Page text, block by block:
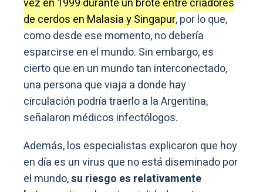
vez en 1999 durante un brote entre criadores
de cerdos en Malasia y Singapur, por lo que,
como desde ese momento, no debería
esparcirse en el mundo. Sin embargo, es
cierto que en un mundo tan interconectado,
una persona que viaja a donde hay
circulación podría traerlo a la Argentina,
señalaron médicos infectólogos.
Además, los especialistas explicaron que hoy
en día es un virus que no está diseminado por
el mundo,su riesgo es relativamente